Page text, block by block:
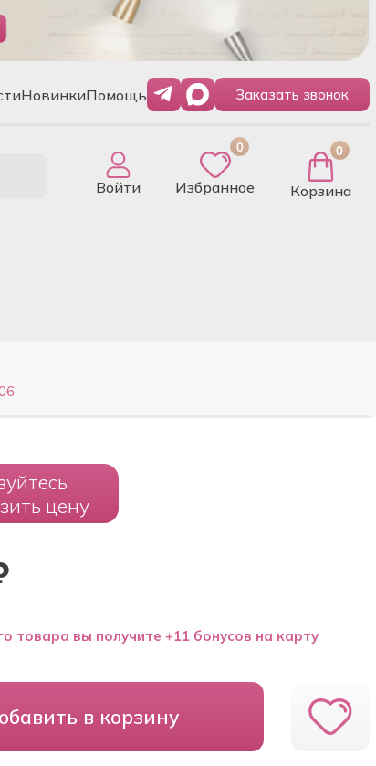
НовинкиПомощь Заказать звонок
Войти
0
Избранное
0
Корзина
цену
товара вы получите +11 бонусов на карту
в корзину